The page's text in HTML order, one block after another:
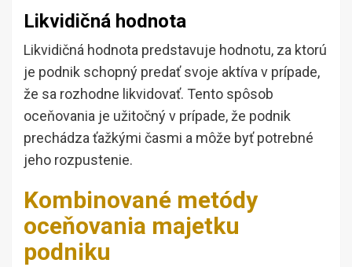
Likvidičná hodnota
Likvidičná hodnota predstavuje hodnotu, za ktorú
je podnik schopný predať svoje aktíva v prípade,
že sa rozhodne likvidovať. Tento spôsob
oceňovania je užitočný v prípade, že podnik
prechádza ťažkými časmi a môže byť potrebné
jeho rozpustenie.
Kombinované metódy
oceňovania majetku
podniku